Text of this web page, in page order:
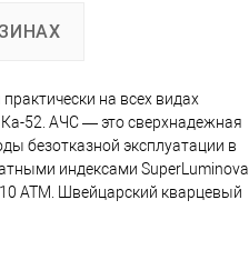
на всех видах
52. АЧС — это сверхнадежная
безотказной эксплуатации в
индексами SuperLuminova.
АТМ. Швейцарский кварцевый